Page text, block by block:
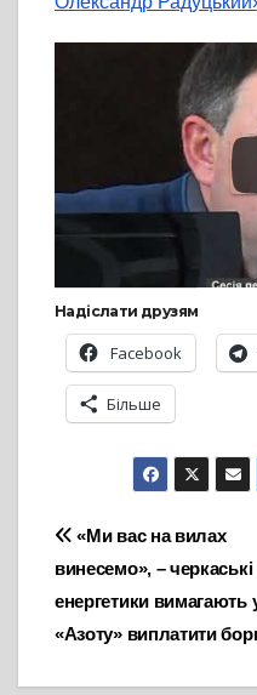
Надіслати друзям
Facebook
Більше
Навігація
записів
«Ми вас на вилах
винесемо», – черкаські
енергетики вимагають
«Азоту» виплатити